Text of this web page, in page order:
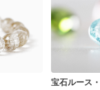
宝石ルース